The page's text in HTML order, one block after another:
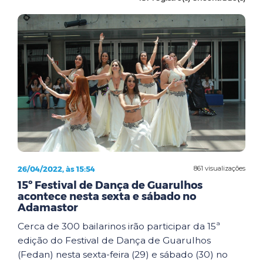
861 visualizações
26/04/2022, às 15:54
15º Festival de Dança de Guarulhos
acontece nesta sexta e sábado no
Adamastor
Cerca de 300 bailarinos irão participar da 15ª
edição do Festival de Dança de Guarulhos
(Fedan) nesta sexta-feira (29) e sábado (30) no